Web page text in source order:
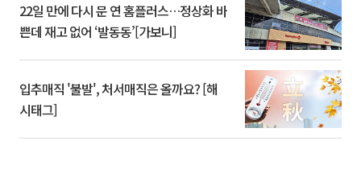
22일 만에 다시 문 연 홈플러스…정상화 바
쁜데 재고 없어 ‘발동동’[가보니]
입추매직 '불발', 처서매직은 올까요? [해
시태그]